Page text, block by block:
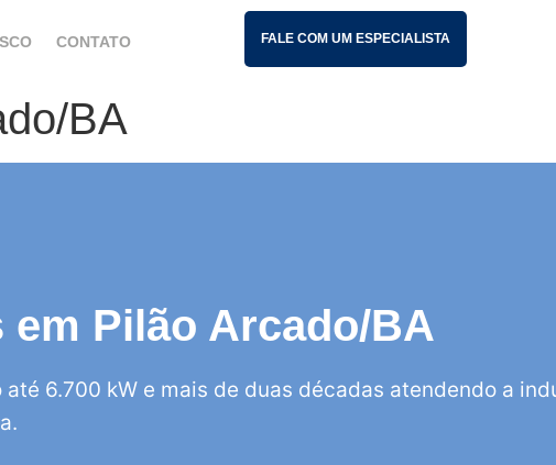
CONTATO FALE COM UM ESPECIALISTA
BA
Pilão Arcado/BA
6.700 kW e mais de duas décadas atendendo a